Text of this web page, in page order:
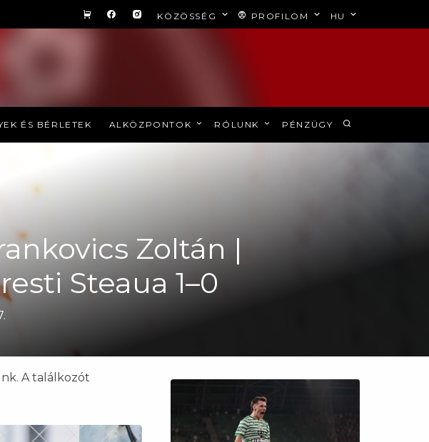
KÖZÖSSÉG PROFILOM HU
ÉS BÉRLETEK ALKÖZPONTOK RÓLUNK PÉNZÜGY
Zoltán |
Steaua 1–0
A találkozót